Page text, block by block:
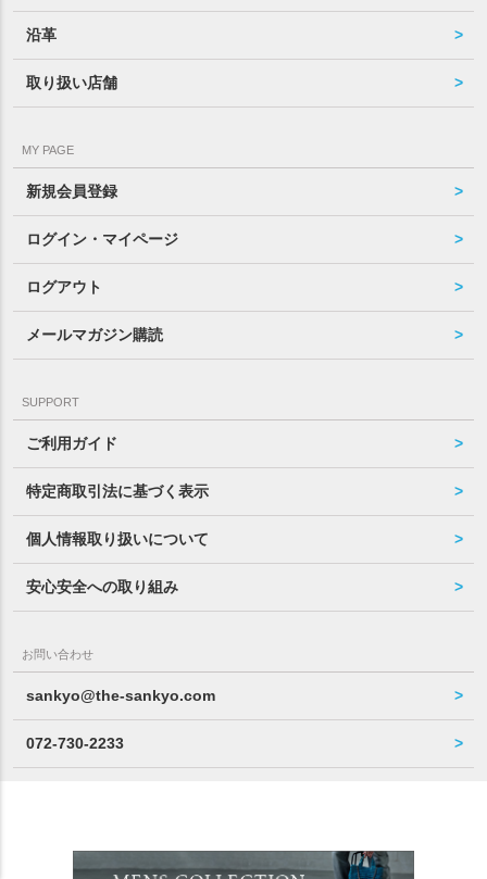
沿革
取り扱い店舗
MY PAGE
新規会員登録
ログイン・マイページ
ログアウト
メールマガジン購読
SUPPORT
ご利用ガイド
特定商取引法に基づく表示
個人情報取り扱いについて
安心安全への取り組み
お問い合わせ
sankyo@the-sankyo.com
072-730-2233